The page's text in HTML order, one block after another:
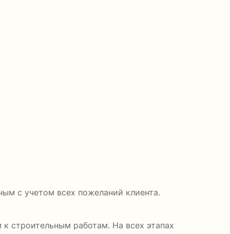
с учетом всех пожеланий клиента.
строительным работам. На всех этапах